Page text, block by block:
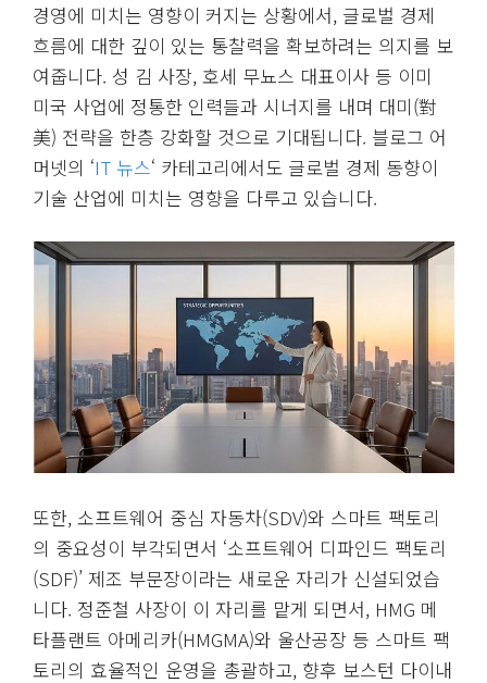
경영에 미치는 영향이 커지는 상황에서, 글로벌 경제
흐름에 대한 깊이 있는 통찰력을 확보하려는 의지를 보
여줍니다. 성 김 사장, 호세 무뇨스 대표이사 등 이미
미국 사업에 정통한 인력들과 시너지를 내며 대미(對
美) 전략을 한층 강화할 것으로 기대됩니다. 블로그 어
머넷의 ‘IT 뉴스‘ 카테고리에서도 글로벌 경제 동향이
기술 산업에 미치는 영향을 다루고 있습니다.
또한, 소프트웨어 중심 자동차(SDV)와 스마트 팩토리
의 중요성이 부각되면서 ‘소프트웨어 디파인드 팩토리
(SDF)’ 제조 부문장이라는 새로운 자리가 신설되었습
니다. 정준철 사장이 이 자리를 맡게 되면서, HMG 메
타플랜트 아메리카(HMGMA)와 울산공장 등 스마트 팩
토리의 효율적인 운영을 총괄하고, 향후 보스턴 다이내